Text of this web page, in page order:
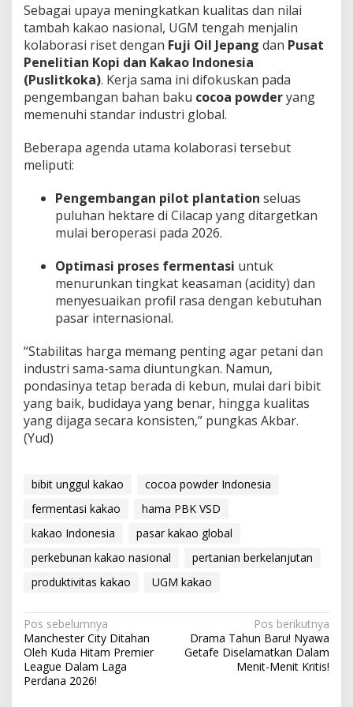
Sebagai upaya meningkatkan kualitas dan nilai
tambah kakao nasional, UGM tengah menjalin
kolaborasi riset dengan Fuji Oil Jepang dan Pusat
Penelitian Kopi dan Kakao Indonesia
(Puslitkoka). Kerja sama ini difokuskan pada
pengembangan bahan baku cocoa powderyang
memenuhi standar industri global.
Beberapa agenda utama kolaborasi tersebut
meliputi:
Pengembangan pilot plantation seluas
puluhan hektare di Cilacap yang ditargetkan
mulai beroperasi pada 2026.
Optimasi proses fermentasi untuk
menurunkan tingkat keasaman (acidity) dan
menyesuaikan profil rasa dengan kebutuhan
pasar internasional.
“Stabilitas harga memang penting agar petani dan
industri sama-sama diuntungkan. Namun,
pondasinya tetap berada di kebun, mulai dari bibit
yang baik, budidaya yang benar, hingga kualitas
yang dijaga secara konsisten,” pungkas Akbar.
(Yud)
bibit unggul kakao
cocoa powder Indonesia
fermentasi kakao
hama PBK VSD
kakao Indonesia
pasar kakao global
perkebunan kakao nasional
pertanian berkelanjutan
produktivitas kakao
UGM kakao
N
a
v
i
Pos sebelumnya
Manchester City Ditahan
Oleh Kuda Hitam Premier
League Dalam Laga
Perdana 2026!
Pos berikutnya
Drama Tahun Baru! Nyawa
Getafe Diselamatkan Dalam
Menit-Menit Kritis!